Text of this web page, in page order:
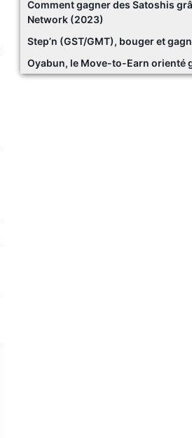
Comment gagner des Satoshis
Network (2023)
Step’n (GST/GMT), bouger et
Oyabun, le Move-to-Earn orienté